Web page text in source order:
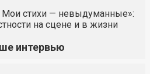
Мои стихи — невыдуманные»:
на сцене и в жизни
интервью